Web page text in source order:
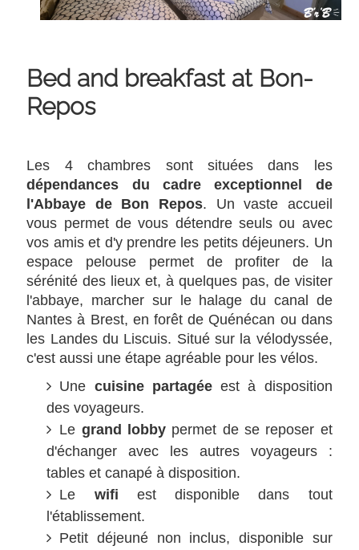
Bed and breakfast at Bon-
Repos
Les 4 chambres sont situées dans les
dépendances du cadre exceptionnel de
l'Abbaye de Bon Repos. Un vaste accueil
vous permet de vous détendre seuls ou avec
vos amis et d'y prendre les petits déjeuners. Un
espace pelouse permet de profiter de la
sérénité des lieux et, à quelques pas, de visiter
l'abbaye, marcher sur le halage du canal de
Nantes à Brest, en forêt de Quénécan ou dans
les Landes du Liscuis. Situé sur la vélodyssée,
c'est aussi une étape agréable pour les vélos.
Une cuisine partagéeest à disposition
des voyageurs.
Le grand lobbypermet de se reposer et
d'échanger avec les autres voyageurs :
tables et canapé à disposition.
Le wifi est disponible dans tout
l'établissement.
Petit déjeuné non inclus, disponible sur